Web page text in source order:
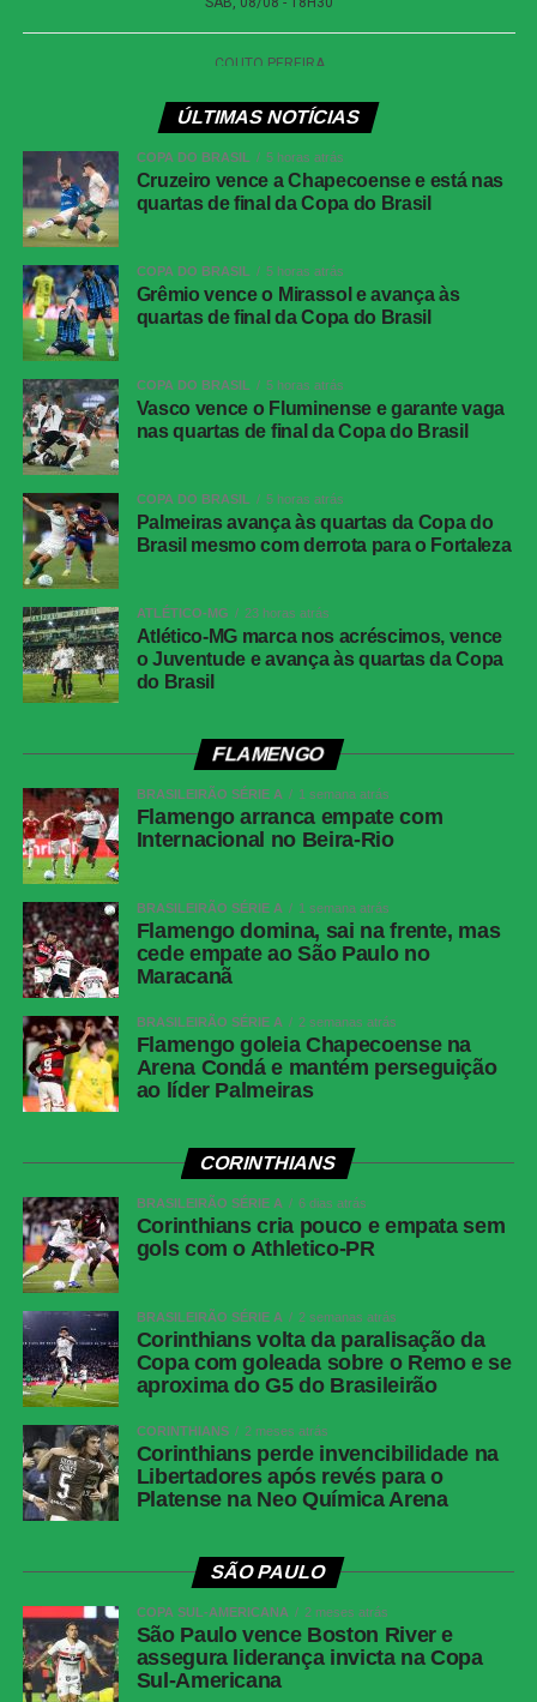
Data:08 de agosto de 2026 (sábado)
18h30 (de Brasília)
FICHA
TÉCNICA
Placar
Juventude 0 x 1 Atlético-MG
Competição
volta
Local
Estádio Alfredo Jaconi, Caxias do Sul (RS)
Data
Horário
19h30, no horário de Brasília
Cartões
amarelos
Juventude: Alisson Safira e
Cartões
vermelhos
Nenhum
Gol
Alan Minda, aos 50 minutos do segundo
Árbitro
Flávio Rodrigues de Souza
Assistentes
Alex Ang Ribeiro e Cipriano da Silva Sousa
VAR
Jandrei; Gabriel Pinheiro, Titi, Marcos Paulo e
Aderlan (Nathan); Raí, Lucas Mineiro, Patrick
Lanza (Diogo Barbosa); Fábio Lima (Amarilla),
Marcos Paulo (Pablo) e Alisson Safira (Luan).
Técnico: Maurício Barbieri.
Atlético-MG
Renan Lodi; Cissé (Igor Gomes), Alan Franco
(Maycon), Bernard (Dudu) e Victor Hugo
(Alan Minda); Cuello e Cassierra. Técnico:
Eduardo Domínguez.
COMENTE ABAIXO:
Twitter
Messenger
Share
ÚLTIMAS NOTÍCIAS
COPA DO BRASIL 5 horas atrás
Cruzeiro vence a Chapecoense e está nas
quartas de final da Copa do Brasil
COPA DO BRASIL 5 horas atrás
Grêmio vence o Mirassol e avança às
quartas de final da Copa do Brasil
COPA DO BRASIL 5 horas atrás
Vasco vence o Fluminense e garante vaga
nas quartas de final da Copa do Brasil
COPA DO BRASIL 5 horas atrás
Palmeiras avança às quartas da Copa do
Brasil mesmo com derrota para o Fortaleza
ATLÉTICO-MG 23 horas atrás
Atlético-MG marca nos acréscimos, vence
o Juventude e avança às quartas da Copa
do Brasil
FLAMENGO
BRASILEIRÃO SÉRIE A 1 semana atrás
Flamengo arranca empate com
Internacional no Beira-Rio
BRASILEIRÃO SÉRIE A 1 semana atrás
Flamengo domina, sai na frente, mas
cede empate ao São Paulo no
Maracanã
BRASILEIRÃO SÉRIE A 2 semanas atrás
Flamengo goleia Chapecoense na
Arena Condá e mantém perseguição
ao líder Palmeiras
CORINTHIANS
BRASILEIRÃO SÉRIE A 6 dias atrás
Corinthians cria pouco e empata sem
gols com o Athletico-PR
BRASILEIRÃO SÉRIE A 2 semanas atrás
Corinthians volta da paralisação da
Copa com goleada sobre o Remo e se
aproxima do G5 do Brasileirão
CORINTHIANS 2 meses atrás
Corinthians perde invencibilidade na
Libertadores após revés para o
Platense na Neo Química Arena
SÃO PAULO
COPA SUL-AMERICANA 2 meses atrás
São Paulo vence Boston River e
assegura liderança invicta na Copa
Sul-Americana